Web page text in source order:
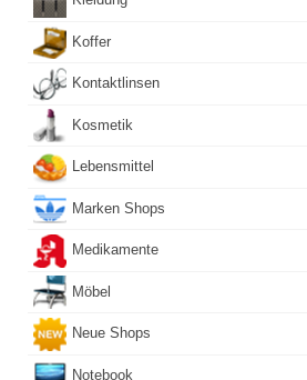
Koffer
Kontaktlinsen
Kosmetik
Lebensmittel
Marken Shops
Medikamente
Möbel
Neue Shops
Notebook